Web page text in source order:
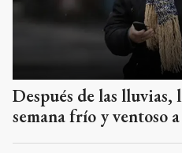
Después de las
semana frío y ventoso